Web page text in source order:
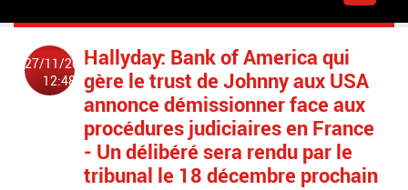
27/11/2018
12:48
Hallyday: Bank of America qui
gère le trust de Johnny aux USA
annonce démissionner face aux
procédures judiciaires en France
- Un délibéré sera rendu par le
tribunal le 18 décembre prochain